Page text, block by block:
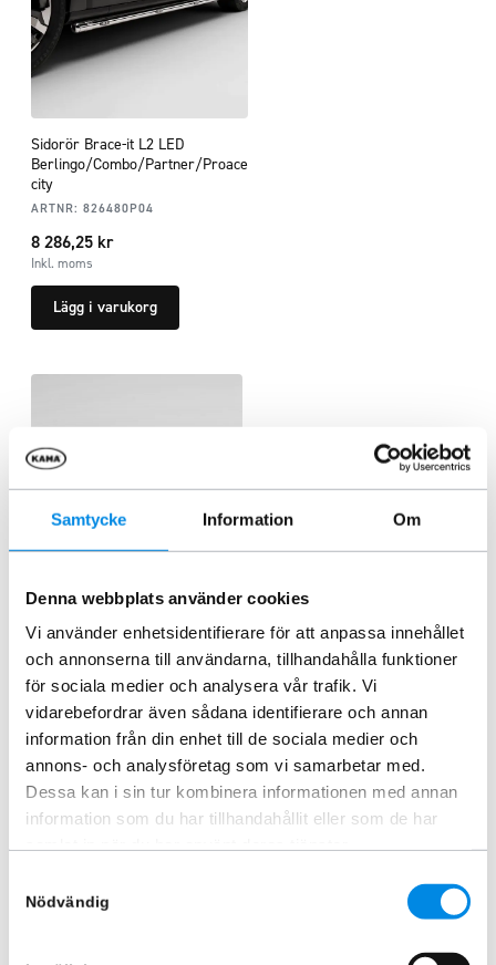
Samtycke Information Om
Denna webbplats använder cookies
Vi använder enhetsidentifierare för att anpassa innehållet
och annonserna till användarna, tillhandahålla funktioner
för sociala medier och analysera vår trafik. Vi
vidarebefordrar även sådana identifierare och annan
information från din enhet till de sociala medier och
annons- och analysföretag som vi samarbetar med.
Dessa kan i sin tur kombinera informationen med annan
information som du har tillhandahållit eller som de har
Nödvändig
Sidorör Brace-it L2 LED
Berlingo/Combo/Partner/Proace
city
ARTNR: 826480P04
8 286,25 kr
Inkl. moms
Lägg i varukorg
Lastkorg tak Peugeot Partner
L1 2019+
ARTNR:424263409
12 350kr
Inkl. moms